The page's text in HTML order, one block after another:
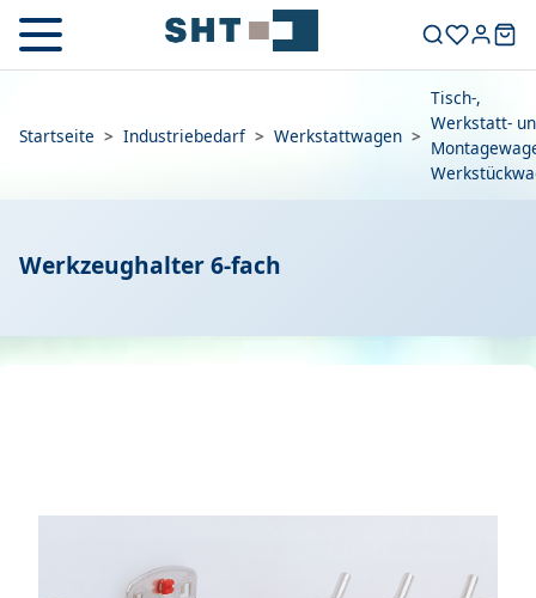
Startseite > Industriebedarf > Werkstattwagen >
Tisch-,
Werkstatt-
Werkzeughalter 6-fach